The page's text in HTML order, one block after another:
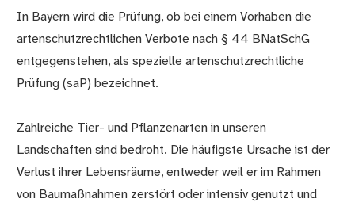
In Bayern wird die Prüfung, ob bei einem Vorhaben die
artenschutzrechtlichen Verbote nach § 44 BNatSchG
entgegenstehen, als spezielle artenschutzrechtliche
Prüfung (saP) bezeichnet.
Zahlreiche Tier- und Pflanzenarten in unseren
Landschaften sind bedroht. Die häufigste Ursache ist der
Verlust ihrer Lebensräume, entweder weil er im Rahmen
von Baumaßnahmen zerstört oder intensiv genutzt und